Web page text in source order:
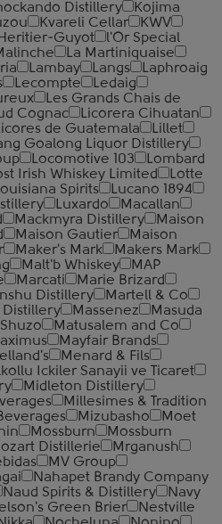
Distillery
Kojima
Kvareli Cellar
KWV
Guyot
l'Or Special
La Martiniquaise
Lambay Langs
Laphroaig
Lecompte
Ledaig
Les Grands Chais de
Cognac
Licorera Cihuatan
de Guatemala
Lillet
Goalong Liquor Distillery
Locomotive 103
Lombard
Irish Whiskey Limited
Lotte
Spirits
Lucano 1894
Luxardo
Macallan
Mackmyra Distillery
Maison
Maison Gautier
Maison
Maker's Mark
Makers Mark
Malt'b Whiskey
MAP
Marcati
Marie Brizard
Distillery
Martell & Co
Distillery Massenez
Masuda
Matusalem and Co
Mayfair Brands
Menard & Fils
Ickiler Sanayii ve Ticaret
Midleton Distillery
Millesimes & Tradition
Mizubasho
Moet
Mossburn
Mossburn
Distillerie
Mrganush
MV Group
Nahapet Brandy Company
Naud Spirits & Distillery
Navy
Green Brier
Nestville